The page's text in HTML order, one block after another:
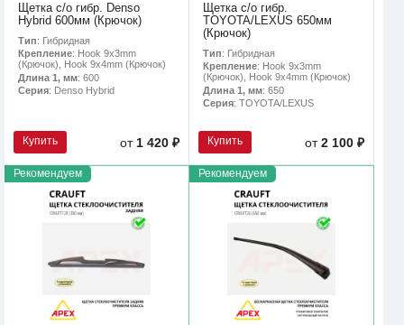
Щетка с/о гибр. Denso
Hybrid 600мм (Крючок)
Тип: Гибридная
Крепление: Hook 9x3mm
(Крючок), Hook 9x4mm (Крючок)
Длина 1, мм: 600
Серия: Denso Hybrid
Купить от1 420 ₽
Щетка с/о гибр.
TOYOTA/LEXUS 650мм
(Крючок)
Тип: Гибридная
Крепление: Hook 9x3mm
(Крючок), Hook 9x4mm (Крючок)
Длина 1, мм: 650
Серия: TOYOTA/LEXUS
Купить от2 100 ₽
Рекомендуем Рекомендуем